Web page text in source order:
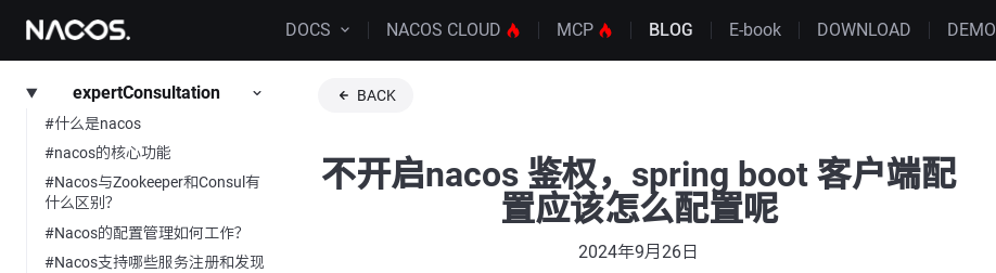
DOCS NACOS CLOUD MCP BLOG E-book DOWNLOAD DEMO
expertConsultation
#什么是nacos
#nacos的核心功能
#Nacos与Zookeeper和Consul有
什么区别？
#Nacos的配置管理如何工作？
#Nacos支持哪些服务注册和发现
BACK
不开启nacos 鉴权，spring boot 客户端配
置应该怎么配置呢
2024年9月26日